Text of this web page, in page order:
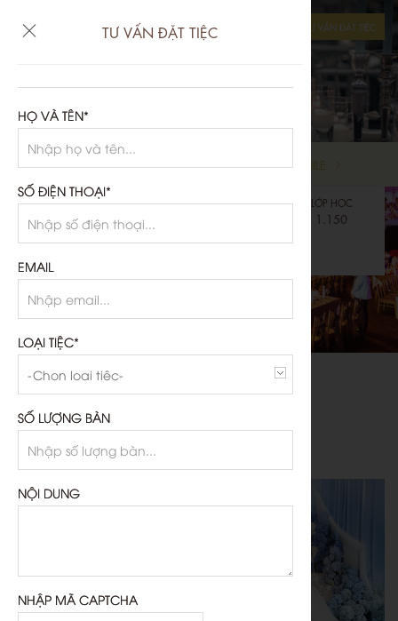
TƯ VẤN ĐẶT TIỆC
BALLROOM GRAND BALLROOM NILE
DIỆN TÍCH
1.728m2
BÀN TRÒN
1.400
RẠP HÁT LỚP HỌC
1.150
TIỆC ĐỨNG CHỮ U
ƯU ĐÃIĐẶC BIỆT
TƯ VẤN ĐẶT TIỆC
HỌ VÀ TÊN*
SỐ ĐIỆN THOẠI*
EMAIL
LOẠI TIỆC*
SỐ LƯỢNG BÀN
NỘI DUNG
NHẬP MÃ CAPTCHA